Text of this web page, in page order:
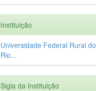
Instituição
Universidade Federal Rural do
Rio...
Sigla da Instituição